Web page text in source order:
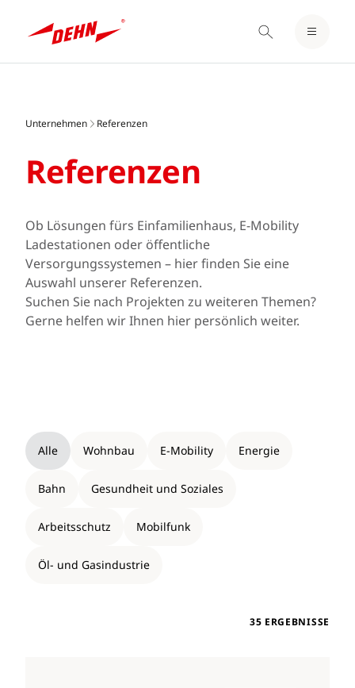
content
EINLOGGEN / REGISTRIEREN
Unternehmen Referenzen
Referenzen
Ob Lösungen fürs Einfamilienhaus, E-Mobility
Ladestationen oder öffentliche
Versorgungssystemen – hier finden Sie eine
Auswahl unserer Referenzen.
Suchen Sie nach Projekten zu weiteren Themen?
Gerne helfen wir Ihnen hier persönlich weiter.
Alle Wohnbau E-Mobility Energie
Bahn Gesundheit und Soziales
Arbeitsschutz Mobilfunk
Öl- und Gasindustrie
35 ERGEBNISSE